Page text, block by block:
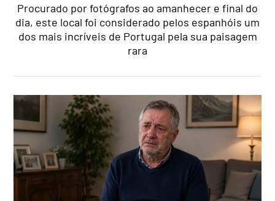
Procurado por fotógrafos ao amanhecer e final do
dia, este local foi considerado pelos espanhóis um
dos mais incríveis de Portugal pela sua paisagem
rara